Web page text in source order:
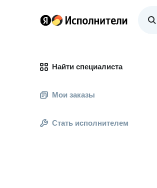
Найти специалиста
Мои заказы
Стать исполнителем